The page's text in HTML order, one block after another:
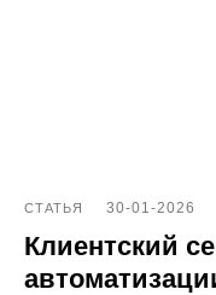
СТАТЬЯ 30-01-2026
Клиентский
Тарифы
Статьи про геомаркетинг
Кейсы наших клиентов